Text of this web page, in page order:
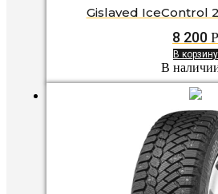
Gislaved IceControl
8 200 Р
В корзину
В